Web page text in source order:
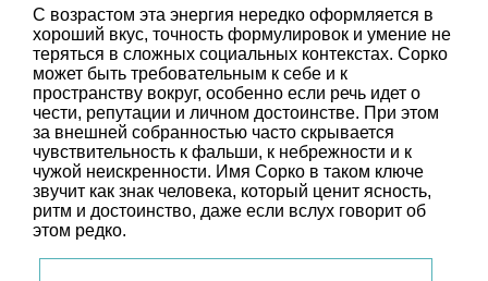
С возрастом эта энергия нередко оформляется в
хороший вкус, точность формулировок и умение не
теряться в сложных социальных контекстах. Сорко
может быть требовательным к себе и к
пространству вокруг, особенно если речь идет о
чести, репутации и личном достоинстве. При этом
за внешней собранностью часто скрывается
чувствительность к фальши, к небрежности и к
чужой неискренности. Имя Сорко в таком ключе
звучит как знак человека, который ценит ясность,
ритм и достоинство, даже если вслух говорит об
этом редко.